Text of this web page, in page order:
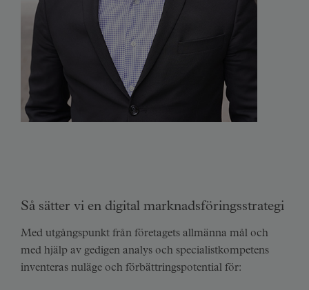
MARKNADSFÖRING
Vill ni veta hur vi på Beet kan hjälpa ert företag med
digital marknadsföring? Vi tittar gärna närmre på er
webbplats för att se vilken förbättringspotential som
viktigaste nycklarna till framgång i er digitala
marknadsföring. Vill ni veta hur vi kan hjälpa er med
digital analys? Kontakta oss så berättar vi mer!
Så sätter vi en digital marknadsföringsstrategi
Med utgångspunkt från företagets allmänna mål och
med hjälp av gedigen analys och specialistkompetens
inventeras nuläge och förbättringspotential för: